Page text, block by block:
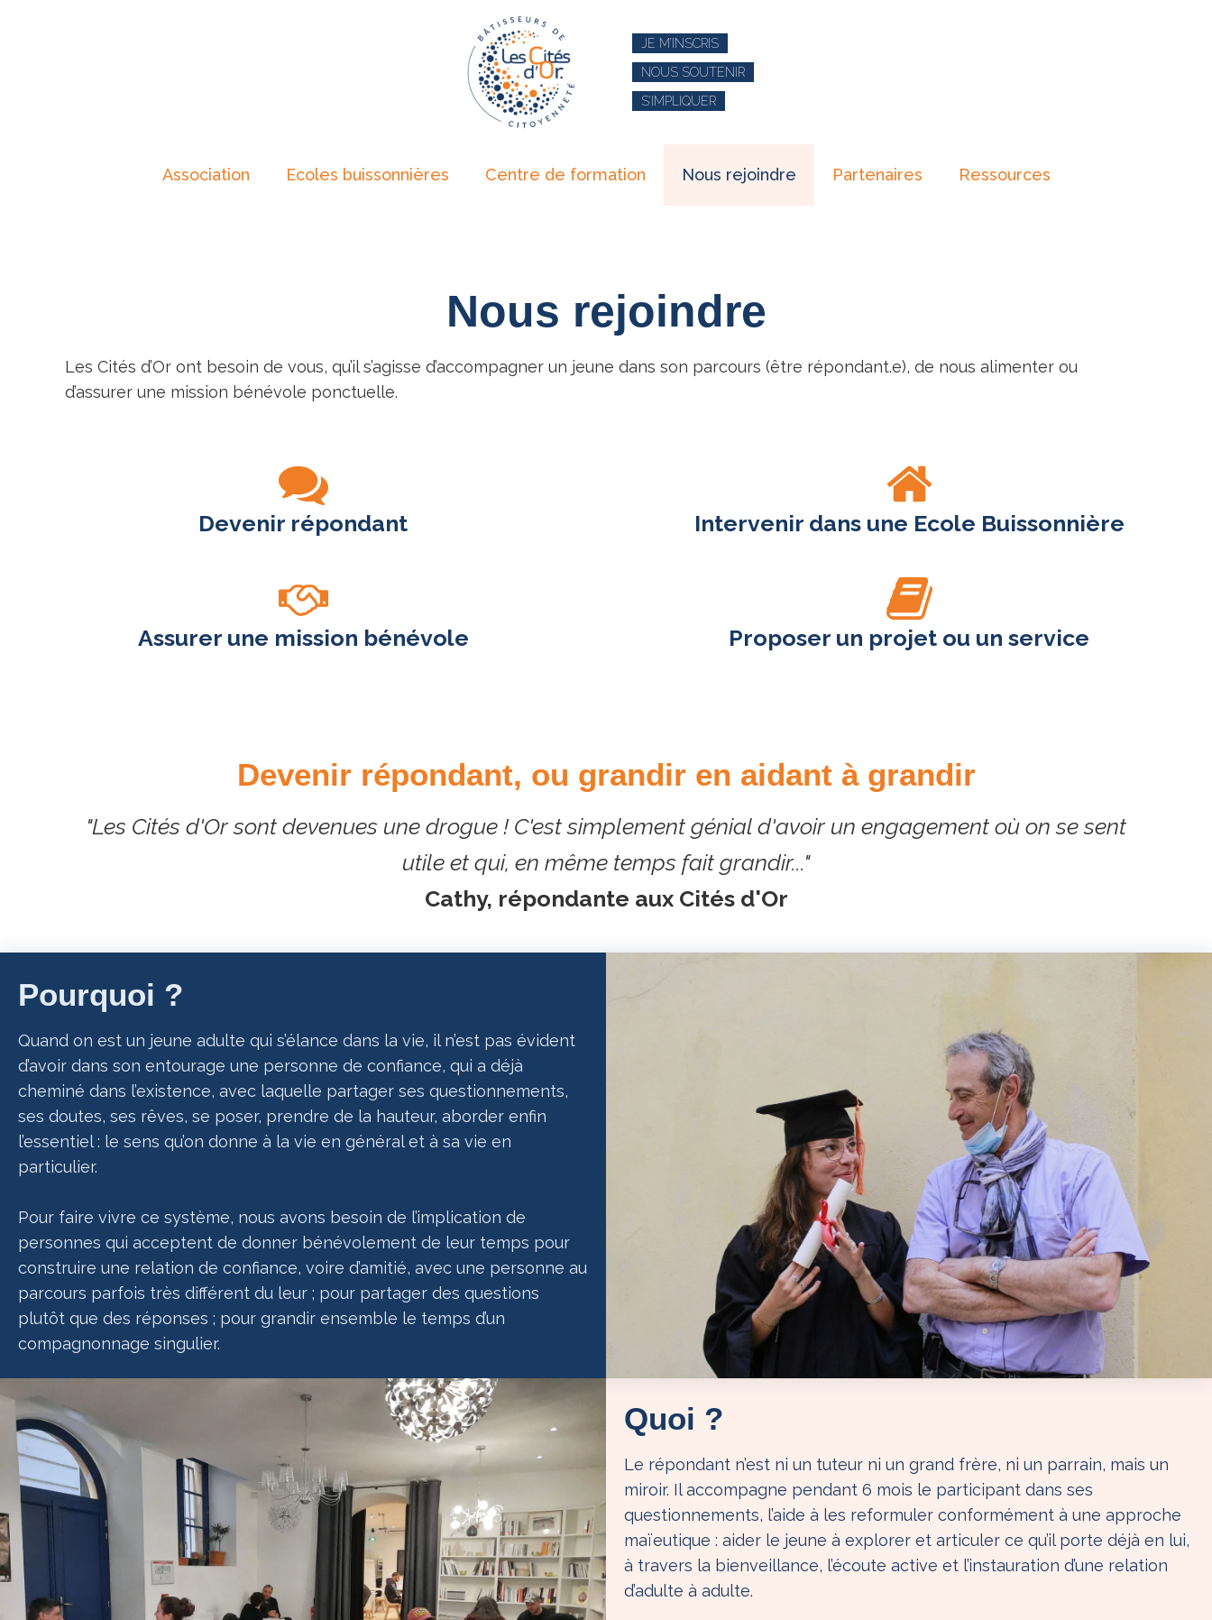
JE M’INSCRIS
NOUS SOUTENIR
S’IMPLIQUER
Association Ecoles buissonnières Centre de formation Nous rejoindre Partenaires Ressources
Nous rejoindre
Les Cités d’Or ont besoin de vous, qu’il s’agisse d’accompagner un jeune dans son parcours (être répondant.e), de nous alimenter ou
d’assurer une mission bénévole ponctuelle.
Devenir répondant Intervenir dans une Ecole Buissonnière
Assurer une mission bénévole Proposer un projet ou un service
Devenir répondant, ou grandir en aidant à grandir
"Les Cités d'Or sont devenues une drogue ! C'est simplement génial d'avoir un engagement où on se sent
utile et qui, en même temps fait grandir..."
Cathy, répondante aux Cités d'Or
Pourquoi ?
Quand on est un jeune adulte qui s’élance dans la vie, il n’est pas évident
d’avoir dans son entourage une personne de confiance, qui a déjà
cheminé dans l’existence, avec laquelle partager ses questionnements,
ses doutes, ses rêves, se poser, prendre de la hauteur, aborder enfin
l’essentiel : le sens qu’on donne à la vie en général et à sa vie en
particulier.
Pour faire vivre ce système, nous avons besoin de l’implication de
personnes qui acceptent de donner bénévolement de leur temps pour
construire une relation de confiance, voire d’amitié, avec une personne au
parcours parfois très différent du leur ; pour partager des questions
plutôt que des réponses ; pour grandir ensemble le temps d’un
compagnonnage singulier.
Quoi ?
Le répondant n’est ni un tuteur ni un grand frère, ni un parrain, mais un
miroir. Il accompagne pendant 6 mois le participant dans ses
questionnements, l’aide à les reformuler conformément à une approche
maïeutique : aider le jeune à explorer et articuler ce qu’il porte déjà en lui,
à travers la bienveillance, l’écoute active et l’instauration d’une relation
d’adulte à adulte.